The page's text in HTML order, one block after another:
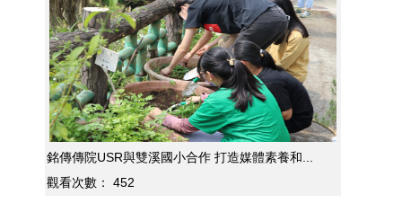
銘傳傳院USR與雙溪國小合作 打造媒體素養和...
觀看次數：
452